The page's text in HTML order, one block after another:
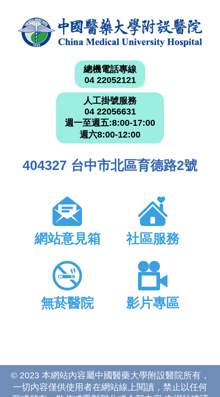
總機電話專線
04 22052121
人工掛號服務
04 22056631
週一至週五:8:00-17:00
週六8:00-12:00
404327 台中市北區育德路2號
網站意見箱 社區服務
無菸醫院 影片專區
© 2023 本網站內容屬中國醫藥大學附設醫院所有，
一切內容僅供使用者在網站線上閱讀，禁止以任何